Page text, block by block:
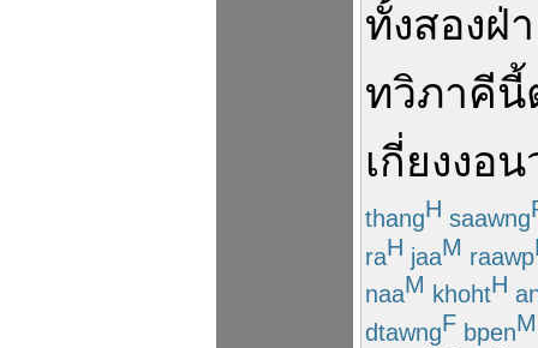
ทั้งสองฝ่
ทวิภาคีนี้
เกี่ยงงอน
thangH saawng
raH jaaM raawp
naaM khohtH
dtawngF bpenM